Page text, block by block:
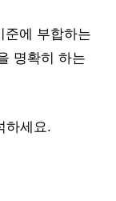
준에 부합하는
명확히 하는
하세요.